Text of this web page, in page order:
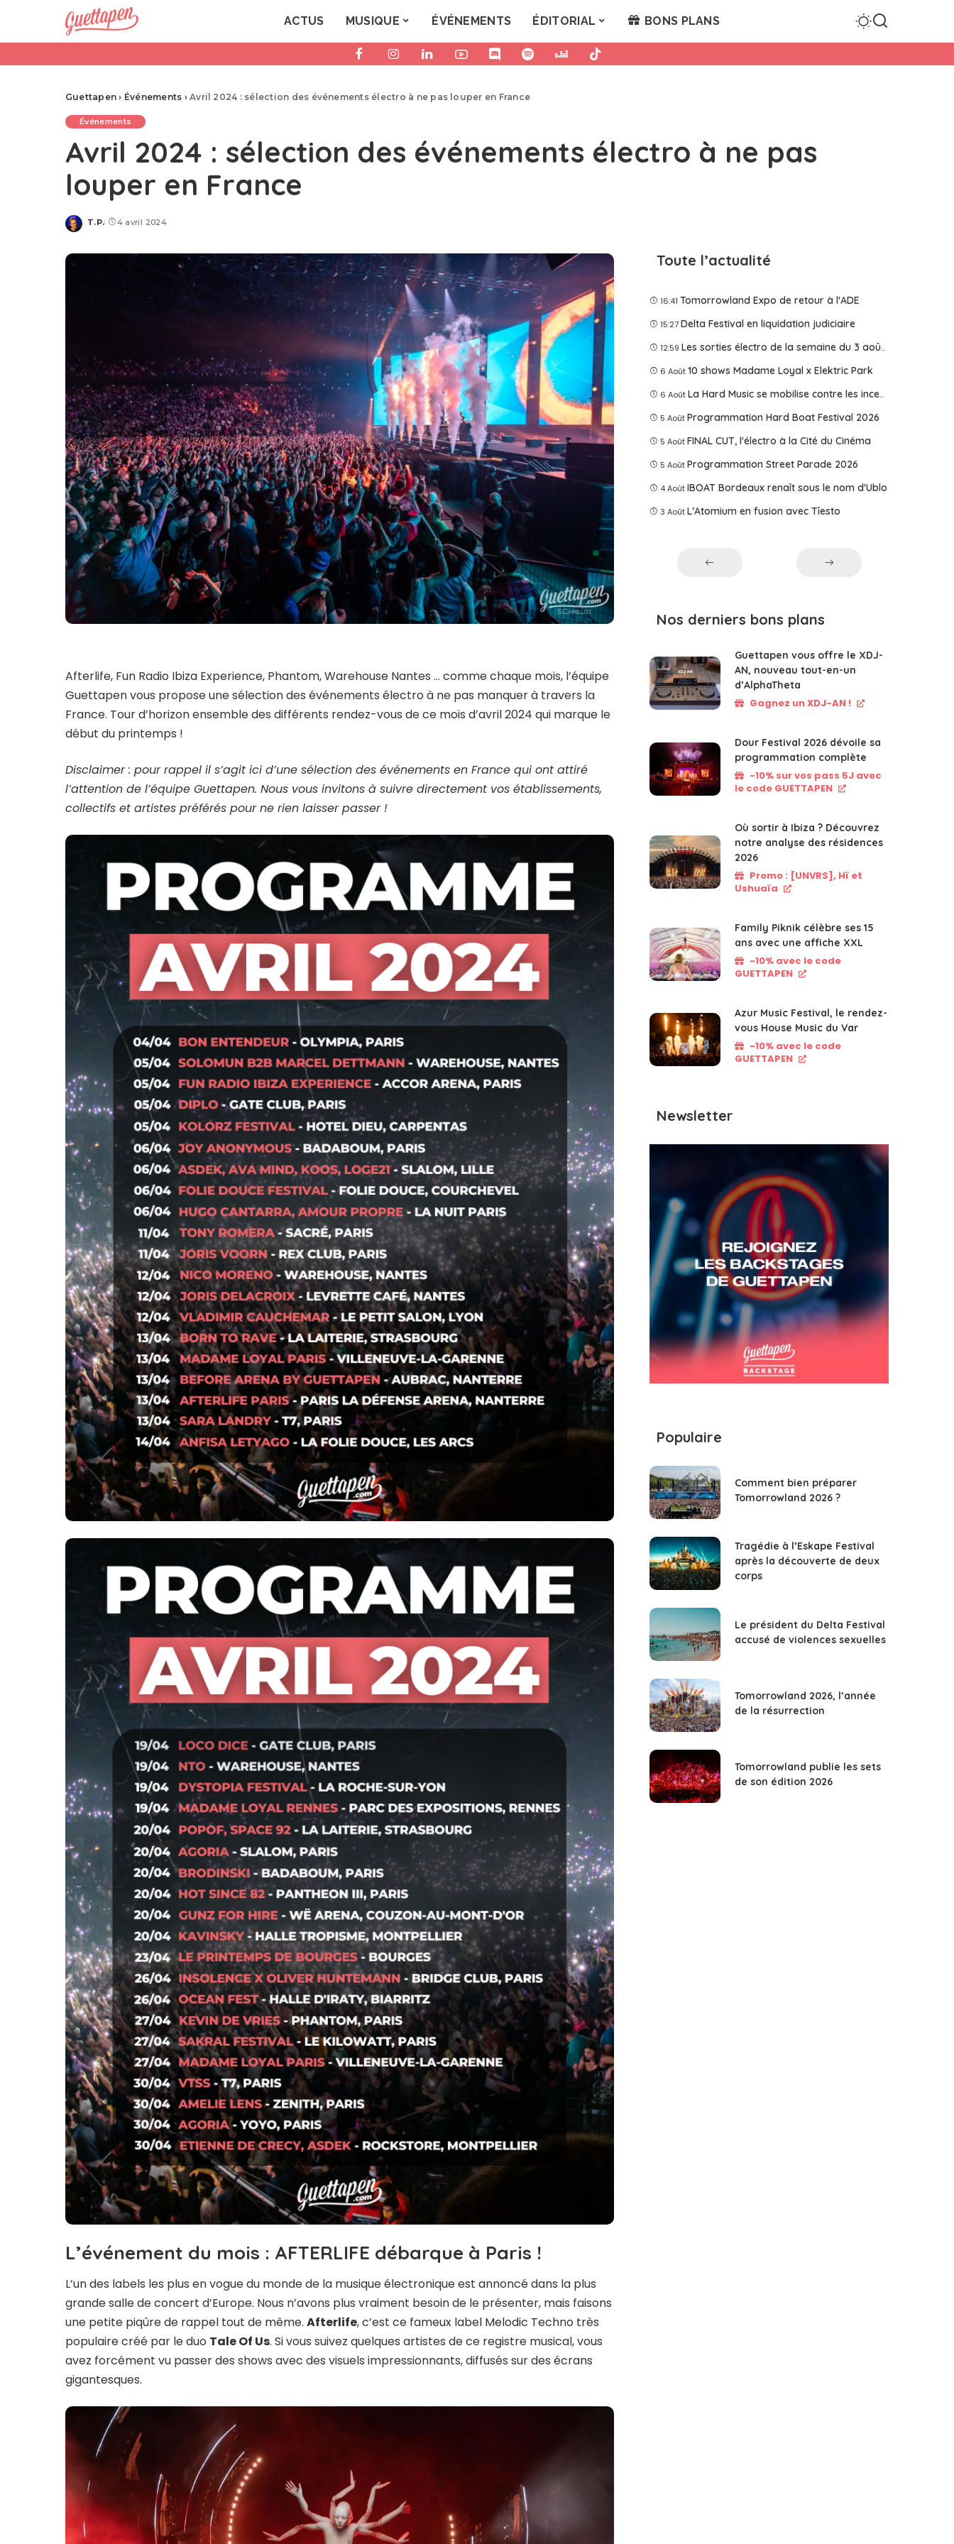
ACTUS MUSIQUE ÉVÉNEMENTS ÉDITORIAL BONS PLANS
Guettapen › Événements ›Avril 2024 : sélection des événements électro à ne pas louper en France
Événements
Avril 2024 : sélection des événements électro à ne pas
louper en France
Posted
T.P. 4 avril 2024
Afterlife, Fun Radio Ibiza Experience, Phantom, Warehouse Nantes … comme chaque mois, l’équipe
Guettapen vous propose une sélection des événements électro à ne pas manquer à travers la
France. Tour d’horizon ensemble des différents rendez-vous de ce mois d’avril 2024 qui marque le
début du printemps !
Disclaimer : pour rappel il s’agit ici d’une sélection des événements en France qui ont attiré
l’attention de l’équipe Guettapen. Nous vous invitons à suivre directement vos établissements,
collectifs et artistes préférés pour ne rien laisser passer !
L’événement du mois : AFTERLIFE débarque à Paris !
L’un des labels les plus en vogue du monde de la musique électronique est annoncé dans la plus
grande salle de concert d’Europe. Nous n’avons plus vraiment besoin de le présenter, mais faisons
une petite piqûre de rappel tout de même.Afterlife, c’est ce fameux label Melodic Techno très
populaire créé par le duo Tale Of Us. Si vous suivez quelques artistes de ce registre musical, vous
avez forcément vu passer des shows avec des visuels impressionnants, diffusés sur des écrans
gigantesques.
Toute l’actualité
16:41 Tomorrowland Expo de retour à l'ADE
15:27 Delta Festival en liquidation judiciaire
12:59 Les sorties électro de la semaine du 3 août 2026
6 Août 10 shows Madame Loyal x Elektric Park
6 Août La Hard Music se mobilise contre les incendies
5 Août Programmation Hard Boat Festival 2026
5 Août FINAL CUT, l'électro à la Cité du Cinéma
5 Août Programmation Street Parade 2026
4 Août IBOAT Bordeaux renaît sous le nom d'Ublo
3 Août L’Atomium en fusion avec Tîesto
Nos derniers bons plans
Guettapen vous offre le XDJ-
AN, nouveau tout-en-un
d’AlphaTheta
Gagnez un XDJ-AN !
Dour Festival 2026 dévoile sa
programmation complète
-10% sur vos pass 5J avec
le code GUETTAPEN
Où sortir à Ibiza ? Découvrez
notre analyse des résidences
2026
Promo : [UNVRS], Hï et
Ushuaïa
Family Piknik célèbre ses 15
ans avec une affiche XXL
-10% avec le code
GUETTAPEN
Azur Music Festival, le rendez-
vous House Music du Var
-10% avec le code
GUETTAPEN
Newsletter
Populaire
Comment bien préparer
Tomorrowland 2026 ?
Tragédie à l’Eskape Festival
après la découverte de deux
corps
Le président du Delta Festival
accusé de violences sexuelles
Tomorrowland 2026, l’année
de la résurrection
Tomorrowland publie les sets
de son édition 2026